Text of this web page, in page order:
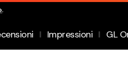
.
Impressioni GL